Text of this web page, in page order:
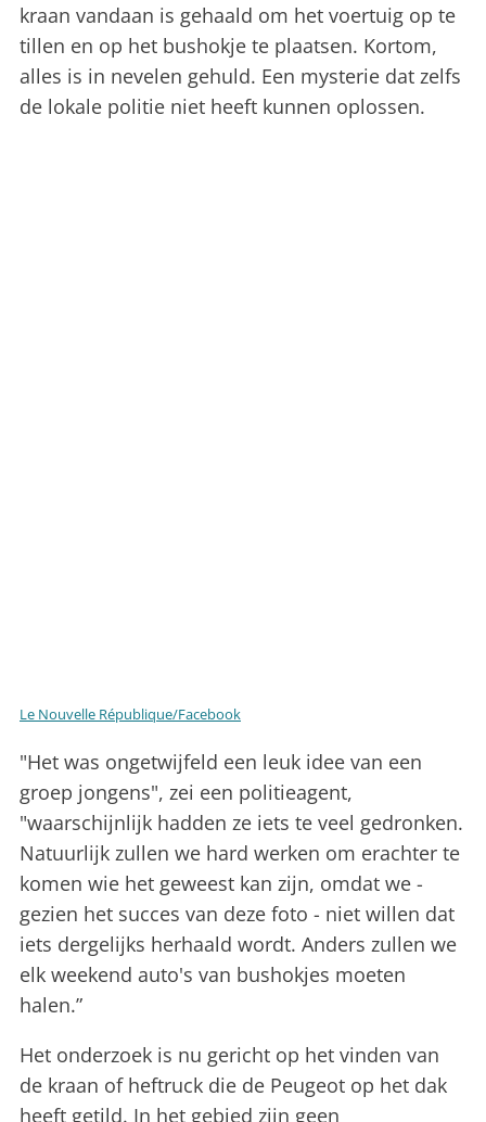
kraan vandaan is gehaald om het voertuig op te
tillen en op het bushokje te plaatsen. Kortom,
alles is in nevelen gehuld. Een mysterie dat zelfs
de lokale politie niet heeft kunnen oplossen.
Le Nouvelle République/Facebook
"Het was ongetwijfeld een leuk idee van een
groep jongens", zei een politieagent,
"waarschijnlijk hadden ze iets te veel gedronken.
Natuurlijk zullen we hard werken om erachter te
komen wie het geweest kan zijn, omdat we -
gezien het succes van deze foto - niet willen dat
iets dergelijks herhaald wordt. Anders zullen we
elk weekend auto's van bushokjes moeten
halen.”
Het onderzoek is nu gericht op het vinden van
de kraan of heftruck die de Peugeot op het dak
heeft getild. In het gebied zijn geen